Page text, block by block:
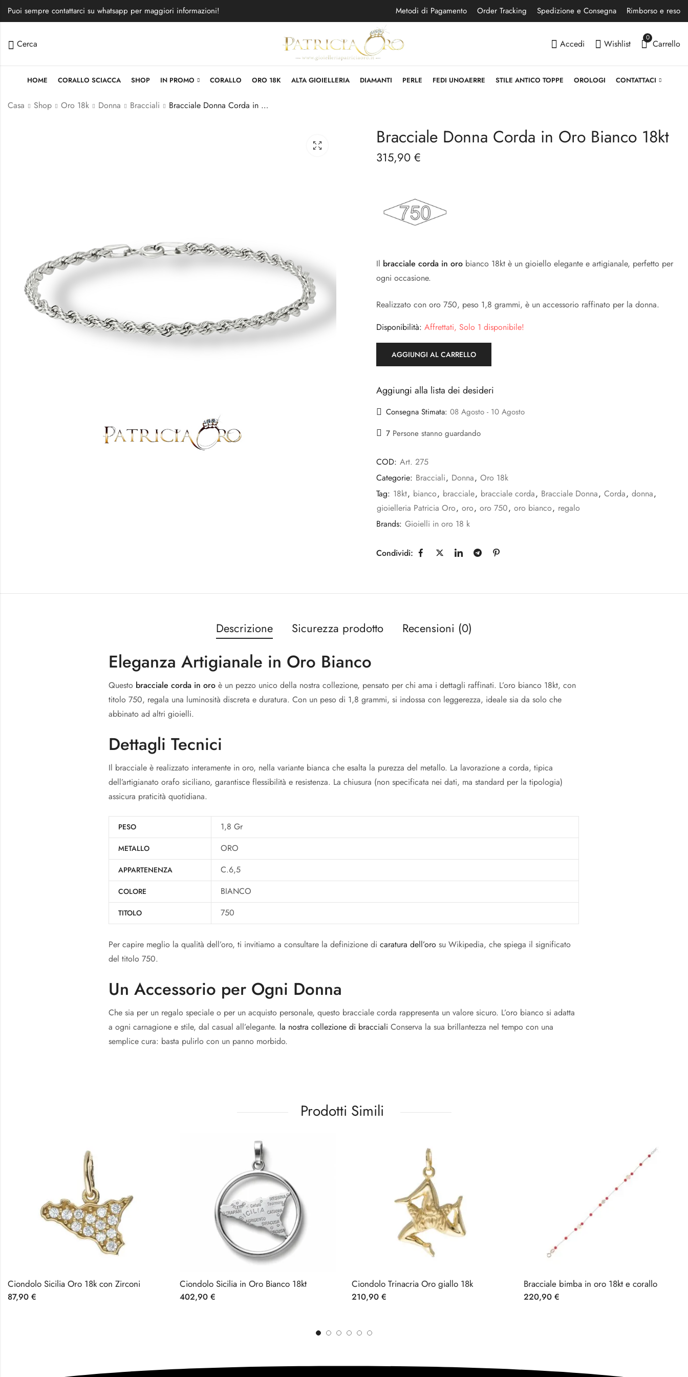
Puoi sempre contattarci su whatsapp per maggiori informazioni! Metodi di Pagamento Order Tracking Spedizione e Consegna Rimborso e reso
Cerca Accedi Wishlist
0
Carrello
HOME CORALLO SCIACCA SHOP IN PROMO CORALLO ORO 18K ALTA GIOIELLERIA DIAMANTI PERLE FEDI UNOAERRE STILE ANTICO TOPPE OROLOGI CONTATTACI
Casa Shop Oro 18k Donna Bracciali Bracciale Donna Corda in Oro Bianco 18kt
Bracciale Corda
Donna in Oro 18kt
Bracciale Cuori Bimba
in Oro 18kt 750
Bracciale Donna Corda in Oro Bianco 18kt
315,90 €
Il bracciale corda in oro bianco 18kt è un gioiello elegante e artigianale, perfetto per
ogni occasione.
Realizzato con oro 750, peso 1,8 grammi, è un accessorio raffinato per la donna.
Disponibilità: Affrettati, Solo 1 disponibile!
AGGIUNGI AL CARRELLO
Aggiungi alla lista dei desideri
Consegna Stimata: 08 Agosto - 10 Agosto
7 Persone stanno guardando
COD: Art. 275
Categorie: Bracciali, Donna, Oro 18k
Tag: 18kt, bianco, bracciale, bracciale corda, Bracciale Donna, Corda, donna,
gioielleria Patricia Oro, oro, oro 750, oro bianco, regalo
Brands: Gioielli in oro 18 k
Condividi:
Descrizione Sicurezza prodotto Recensioni (0)
Eleganza Artigianale in Oro Bianco
Questo bracciale corda in oro è un pezzo unico della nostra collezione, pensato per chi ama i dettagli raffinati. L’oro bianco 18kt, con
titolo 750, regala una luminosità discreta e duratura. Con un peso di 1,8 grammi, si indossa con leggerezza, ideale sia da solo che
abbinato ad altri gioielli.
Dettagli Tecnici
Il bracciale è realizzato interamente in oro, nella variante bianca che esalta la purezza del metallo. La lavorazione a corda, tipica
dell’artigianato orafo siciliano, garantisce flessibilità e resistenza. La chiusura (non specificata nei dati, ma standard per la tipologia)
assicura praticità quotidiana.
PESO 1,8 Gr
METALLO ORO
APPARTENENZA C.6,5
COLORE BIANCO
TITOLO 750
Per capire meglio la qualità dell’oro, ti invitiamo a consultare la definizione dicaratura dell’oro su Wikipedia, che spiega il significato
del titolo 750.
Un Accessorio per Ogni Donna
Che sia per un regalo speciale o per un acquisto personale, questo bracciale corda rappresenta un valore sicuro. L’oro bianco si adatta
a ogni carnagione e stile, dal casual all’elegante. la nostra collezione di bracciali Conserva la sua brillantezza nel tempo con una
semplice cura: basta pulirlo con un panno morbido.
Prodotti Simili
Ciondolo Sicilia Oro 18k con Zirconi
87,90 €
Ciondolo Sicilia in Oro Bianco 18kt
402,90 €
Ciondolo Trinacria Oro giallo 18k
210,90 €
Bracciale bimba in oro 18kt e corallo
220,90 €